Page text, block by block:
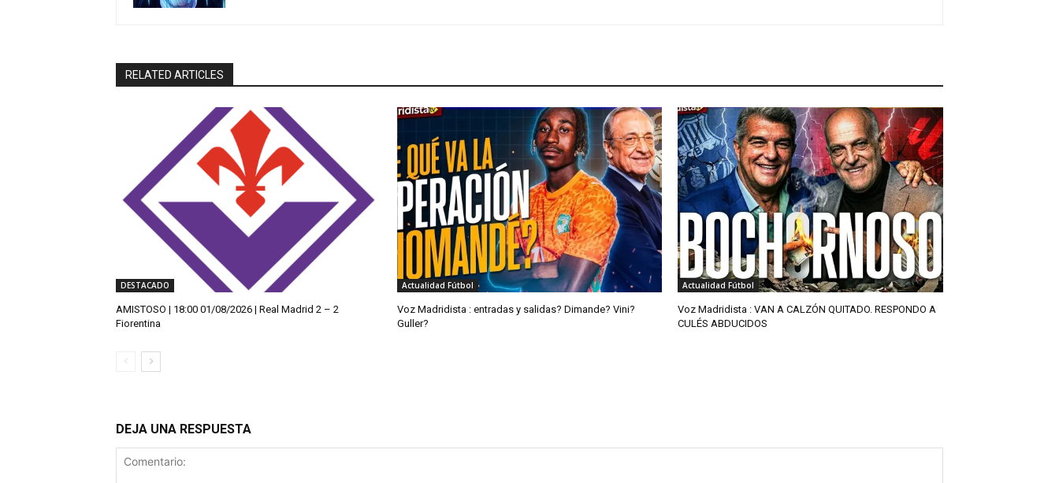
RELATED ARTICLES
DESTACADO
AMISTOSO | 18:00 01/08/2026 | Real Madrid 2 – 2
Fiorentina
Actualidad Fútbol
Voz Madridista : entradas y salidas? Dimande? Vini?
Guller?
Actualidad Fútbol
Voz Madridista : VAN A CALZÓN QUITADO. RESPONDO A
CULÉS ABDUCIDOS
DEJA UNA RESPUESTA